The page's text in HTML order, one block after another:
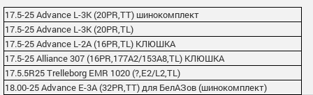
17.5-25 Advance L-3K (20PR,TT) шинокомплект
17.5-25 Advance L-3K (20PR,TL)
17.5-25 Advance L-2А (16PR,TL) КЛЮШКА
17.5-25 Alliance 307 (16PR,177A2/153A8,TL) КЛЮШКА
17.5.5R25 Trelleborg EMR 1020 (?,Е2/L2,TL)
18.00-25 Advance E-3А (32PR,TT) для БелАЗов (шинокомплект)